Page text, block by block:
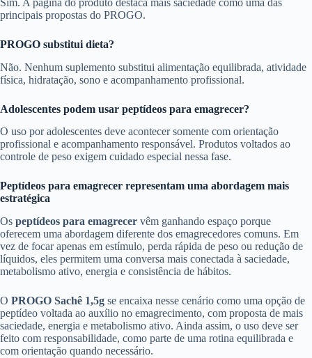
principais propostas do PROGO.
PROGO substitui dieta?
Não. Nenhum suplemento substitui alimentação equilibrada, atividade
física, hidratação, sono e acompanhamento profissional.
Adolescentes podem usar peptídeos para emagrecer?
O uso por adolescentes deve acontecer somente com orientação
profissional e acompanhamento responsável. Produtos voltados ao
controle de peso exigem cuidado especial nessa fase.
Peptídeos para emagrecer representam uma abordagem mais
estratégica
Os peptídeos para emagrecer vêm ganhando espaço porque
oferecem uma abordagem diferente dos emagrecedores comuns. Em
vez de focar apenas em estímulo, perda rápida de peso ou redução de
líquidos, eles permitem uma conversa mais conectada à saciedade,
metabolismo ativo, energia e consistência de hábitos.
O PROGO Sachê 1,5g se encaixa nesse cenário como uma opção de
peptídeo voltada ao auxílio no emagrecimento, com proposta de mais
saciedade, energia e metabolismo ativo. Ainda assim, o uso deve ser
feito com responsabilidade, como parte de uma rotina equilibrada e
com orientação quando necessário.